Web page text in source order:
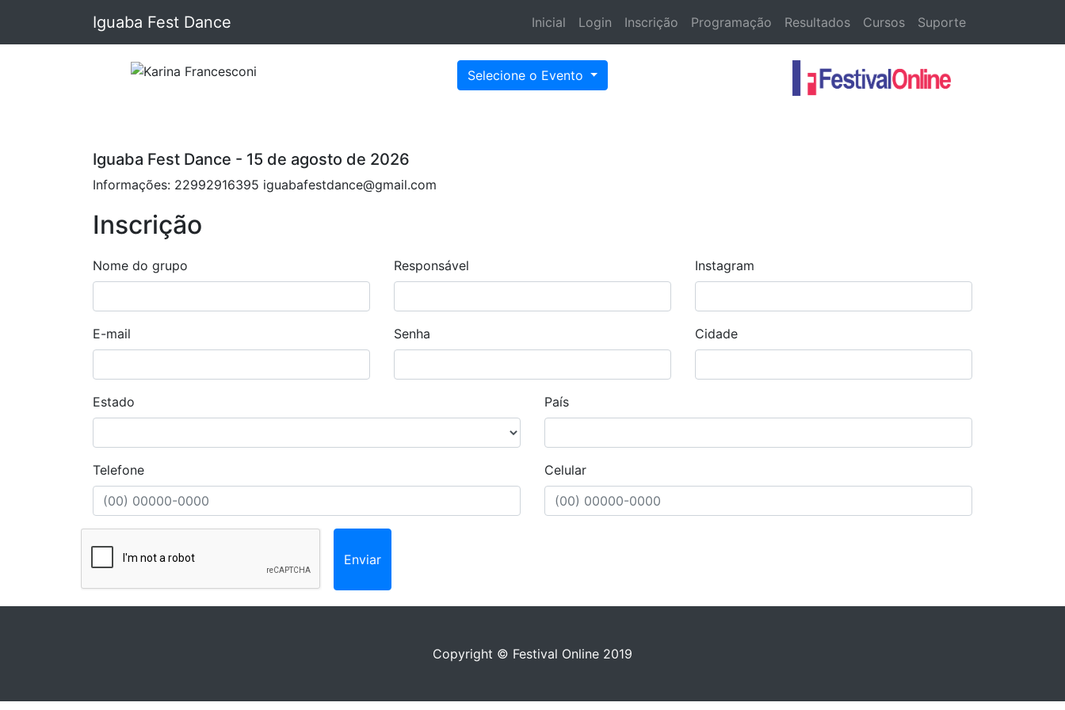
Iguaba Fest Dance Inicial Login Inscrição Programação Resultados Cursos Suporte
Selecione o Evento
Iguaba Fest Dance - 15 de agosto de 2026
Informações: 22992916395 iguabafestdance@gmail.com
Inscrição
Nome do grupo Responsável Instagram
E-mail Senha Cidade
Estado País
Telefone Celular
Enviar
Copyright © Festival Online 2019